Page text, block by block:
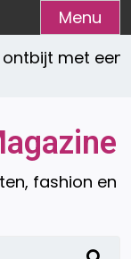
Menu
met een
fashion en